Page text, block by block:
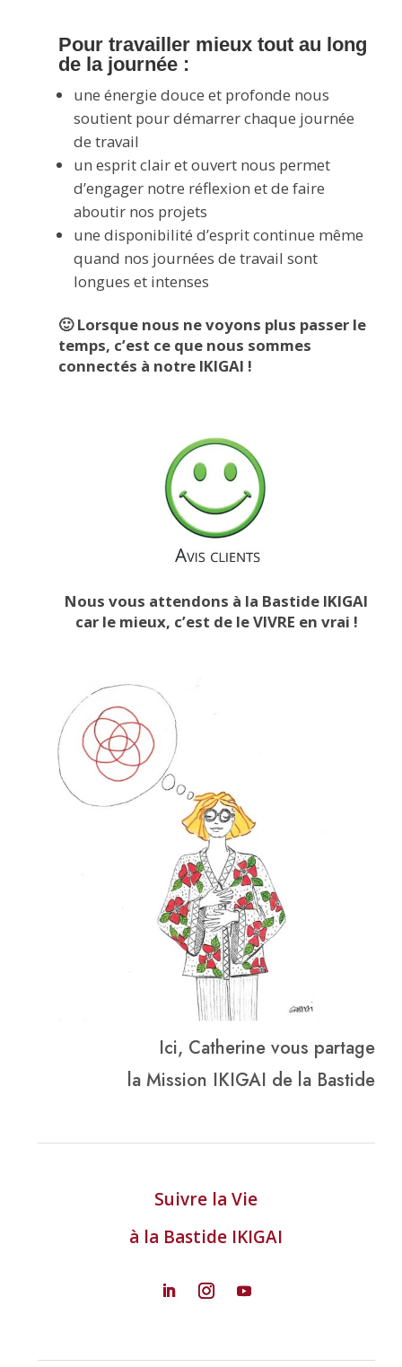
Pour travailler mieuxtout au long
de la journée :
une énergie douce et profonde nous
soutient pour démarrer chaque journée
de travail
un esprit clair et ouvert nous permet
d’engager notre réflexion et de faire
aboutir nos projets
une disponibilité d’esprit continue même
quand nos journées de travail sont
longues et intenses
🙂 Lorsque nous ne voyons plus passer le
temps, c’est ce que nous sommes
connectés à notre IKIGAI !
Nous vous attendons à la Bastide IKIGAI
car le mieux, c’est de le VIVRE en vrai !
Ici, Catherine vous partage
la Mission IKIGAI de la Bastide
Suivre la Vie
à la Bastide IKIGAI